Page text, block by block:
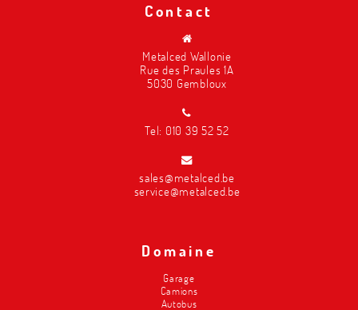
Contact
Metalced Wallonie
Rue des Praules 1A
5030 Gembloux
Tel: 010 39 52 52
sales@metalced.be
service@metalced.be
Domaine
Garage
Camions
Autobus